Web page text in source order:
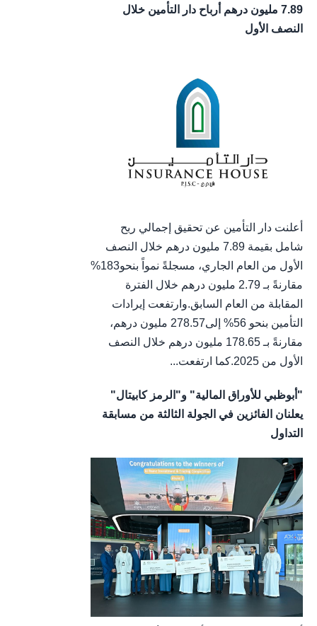
7.89 مليون درهم أرباح دار التأمين خلال
النصف الأول
أعلنت دار التأمين عن تحقيق إجمالي ربح
شامل بقيمة 7.89 مليون درهم خلال النصف
الأول من العام الجاري، مسجلةً نمواً بنحو183%
مقارنةً بـ 2.79 مليون درهم خلال الفترة
المقابلة من العام السابق.وارتفعت إيرادات
التأمين بنحو 56% إلى278.57 مليون درهم،
مقارنةً بـ 178.65 مليون درهم خلال النصف
الأول من 2025.كما ارتفعت...
"أبوظبي للأوراق المالية" و"الرمز كابيتال"
يعلنان الفائزين في الجولة الثالثة من مسابقة
التداول